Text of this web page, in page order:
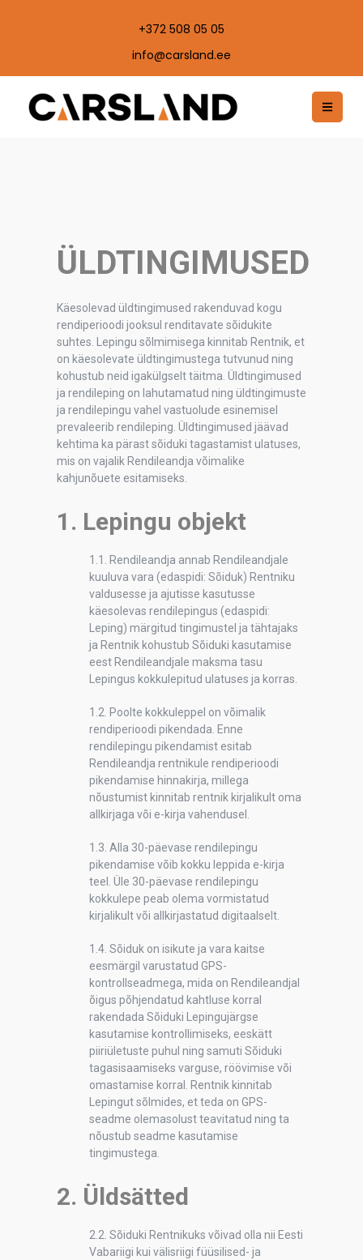
+372 508 05 05
info@carsland.ee
ÜLDTINGIMUSED
Käesolevad üldtingimused rakenduvad kogu
rendiperioodi jooksul renditavate sõidukite
suhtes. Lepingu sõlmimisega kinnitab Rentnik, et
on käesolevate üldtingimustega tutvunud ning
kohustub neid igakülgselt täitma. Üldtingimused
ja rendileping on lahutamatud ning üldtingimuste
ja rendilepingu vahel vastuolude esinemisel
prevaleerib rendileping. Üldtingimused jäävad
kehtima ka pärast sõiduki tagastamist ulatuses,
mis on vajalik Rendileandja võimalike
kahjunõuete esitamiseks.
1. Lepingu objekt
1.1. Rendileandja annab Rendileandjale
kuuluva vara (edaspidi: Sõiduk) Rentniku
valdusesse ja ajutisse kasutusse
käesolevas rendilepingus (edaspidi:
Leping) märgitud tingimustel ja tähtajaks
ja Rentnik kohustub Sõiduki kasutamise
eest Rendileandjale maksma tasu
Lepingus kokkulepitud ulatuses ja korras.
1.2. Poolte kokkuleppel on võimalik
rendiperioodi pikendada. Enne
rendilepingu pikendamist esitab
Rendileandja rentnikule rendiperioodi
pikendamise hinnakirja, millega
nõustumist kinnitab rentnik kirjalikult oma
allkirjaga või e-kirja vahendusel.
1.3. Alla 30-päevase rendilepingu
pikendamise võib kokku leppida e-kirja
teel. Üle 30-päevase rendilepingu
kokkulepe peab olema vormistatud
kirjalikult või allkirjastatud digitaalselt.
1.4. Sõiduk on isikute ja vara kaitse
eesmärgil varustatud GPS-
kontrollseadmega, mida on Rendileandjal
õigus põhjendatud kahtluse korral
rakendada Sõiduki Lepingujärgse
kasutamise kontrollimiseks, eeskätt
piiriületuste puhul ning samuti Sõiduki
tagasisaamiseks varguse, röövimise või
omastamise korral. Rentnik kinnitab
Lepingut sõlmides, et teda on GPS-
seadme olemasolust teavitatud ning ta
nõustub seadme kasutamise
tingimustega.
2. Üldsätted
2.2. Sõiduki Rentnikuks võivad olla nii Eesti
Vabariigi kui välisriigi füüsilised- ja